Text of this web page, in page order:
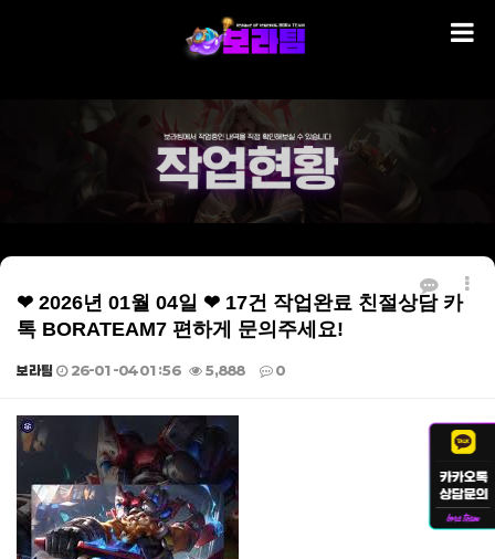
❤ 2026년 01월 04일 ❤ 17건 작업완료 친절상담 카
톡 BORATEAM7 편하게 문의주세요!
보라팀 26-01-04 01:56 5,888 0
본문